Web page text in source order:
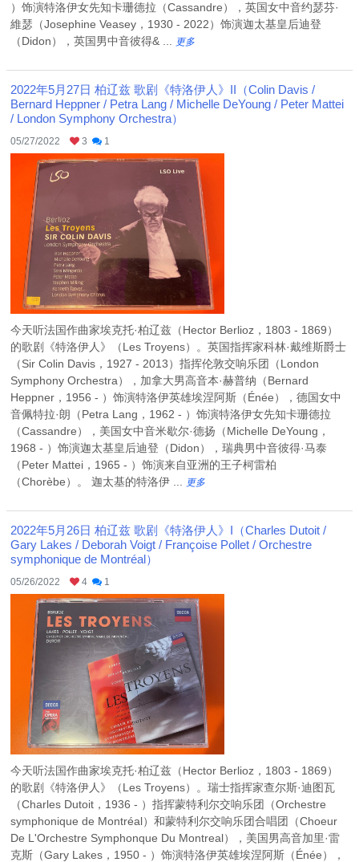
）饰演特洛伊女先知卡珊德拉（Cassandre），英国女中音约瑟芬·
維瑟（Josephine Veasey，1930 - 2022）饰演迦太基皇后迪登
（Didon），英国男中音彼得& ...
更多
2022年5月27日 柏辽兹 歌剧《特洛伊人》II（Colin Davis /
Bernard Heppner / Petra Lang / Michelle DeYoung / Peter Mattei
/ London Symphony Orchestra）
05/27/2022 3 1
今天听法国作曲家埃克托·柏辽兹（Hector Berlioz，1803 - 1869）
的歌剧《特洛伊人》（Les Troyens）。英国指挥家科林·戴维斯爵士
（Sir Colin Davis，1927 - 2013）指挥伦敦交响乐团（London
Symphony Orchestra），加拿大男高音本·赫普纳（Bernard
Heppner，1956 - ）饰演特洛伊英雄埃涅阿斯（Énée），德国女中
音佩特拉·朗（Petra Lang，1962 - ）饰演特洛伊女先知卡珊德拉
（Cassandre），美国女中音米歇尔·德扬（Michelle DeYoung，
1968 - ）饰演迦太基皇后迪登（Didon），瑞典男中音彼得·马泰
（Peter Mattei，1965 - ）饰演来自亚洲的王子柯雷柏
（Chorèbe）。 迦太基的特洛伊 ...
更多
2022年5月26日 柏辽兹 歌剧《特洛伊人》I（Charles Dutoit /
Gary Lakes / Deborah Voigt / Françoise Pollet / Orchestre
symphonique de Montréal）
05/26/2022 4 1
今天听法国作曲家埃克托·柏辽兹（Hector Berlioz，1803 - 1869）
的歌剧《特洛伊人》（Les Troyens）。瑞士指挥家查尔斯·迪图瓦
（Charles Dutoit，1936 - ）指挥蒙特利尔交响乐团（Orchestre
symphonique de Montréal）和蒙特利尔交响乐团合唱团（Choeur
De L'Orchestre Symphonque Du Montreal），美国男高音加里·雷
克斯（Gary Lakes，1950 - ）饰演特洛伊英雄埃涅阿斯（Énée），